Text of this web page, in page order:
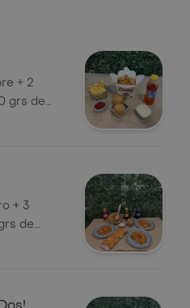
+ 2
grs de
+ 3
de
de